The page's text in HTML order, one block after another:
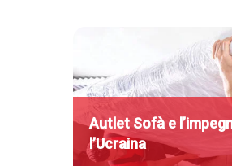
Autlet Sofà e
l’Ucraina